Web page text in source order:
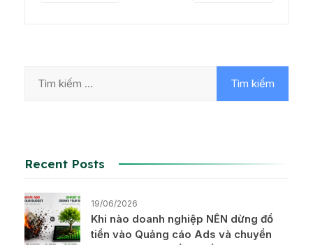
Recent Posts
19/06/2026
Khi nào doanh nghiệp NÊN dừng đổ
tiền vào Quảng cáo Ads và chuyển